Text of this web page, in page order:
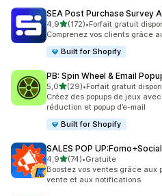
SEA Post Purchase Survey
4,9étoile(s) sur 5
(172)
172 avis au total
•Forfait gratuit
Comprenez vos clients grâce
Built for Shopify
PB: Spin Wheel & Email
5,0étoile(s) sur 5
(29)
29 avis au total
•Forfait gratuit
Créez des popups de jeux
réduction et popup d’e-mail
Built for Shopify
SALES POP
4,9étoile(s) sur 5
(74)
74 avis au total
•Gratuite
Boostez vos ventes grâce aux
vente et aux notifications.